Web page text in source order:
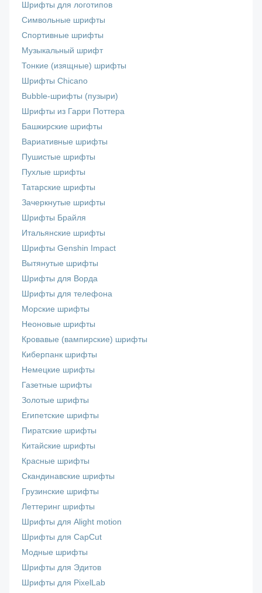
Шрифты для логотипов
Символьные шрифты
Спортивные шрифты
Музыкальный шрифт
Тонкие (изящные) шрифты
Шрифты Chicano
Bubble-шрифты (пузыри)
Шрифты из Гарри Поттера
Башкирские шрифты
Вариативные шрифты
Пушистые шрифты
Пухлые шрифты
Татарские шрифты
Зачеркнутые шрифты
Шрифты Брайля
Итальянские шрифты
Шрифты Genshin Impact
Вытянутые шрифты
Шрифты для Ворда
Шрифты для телефона
Морские шрифты
Неоновые шрифты
Кровавые (вампирские) шрифты
Киберпанк шрифты
Немецкие шрифты
Газетные шрифты
Золотые шрифты
Египетские шрифты
Пиратские шрифты
Китайские шрифты
Красные шрифты
Скандинавские шрифты
Грузинские шрифты
Леттеринг шрифты
Шрифты для Alight motion
Шрифты для CapCut
Модные шрифты
Шрифты для Эдитов
Шрифты для PixelLab